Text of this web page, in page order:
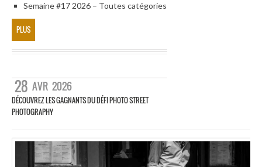
Semaine #17 2026 – Toutes catégories
PLUS
28 AVR 2026
DÉCOUVREZ LES GAGNANTS DU DÉFI PHOTO STREET
PHOTOGRAPHY